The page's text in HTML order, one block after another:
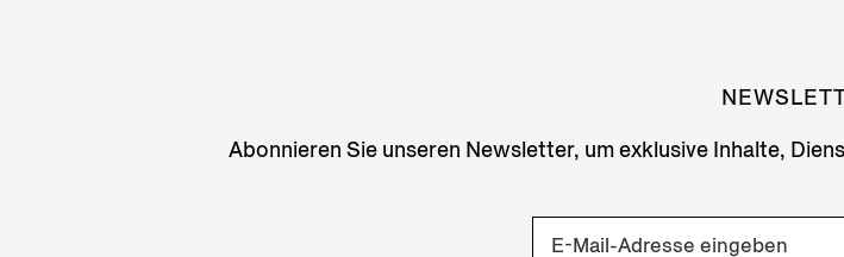
Abonnieren Sie unseren Newsletter, um exklusive Inhalte,